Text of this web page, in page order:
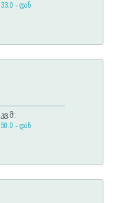
33.0 - დან
კვ.მ:
50.0 - დან